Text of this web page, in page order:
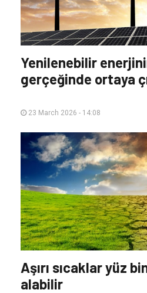
Yenilenebilir
gerçeğinde ortaya
23 March 2026 - 14:08
Aşırı sıcaklar yüz
alabilir